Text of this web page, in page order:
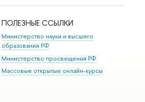
ПОЛЕЗНЫЕ ССЫЛКИ
Министерство науки и высшего
образования РФ
Министерство просвещения РФ
Массовые открытые онлайн-курсы